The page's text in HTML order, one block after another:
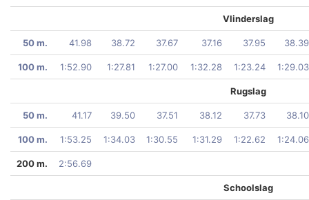
Vlinderslag
50 m. 41.98 38.72 37.67 37.16 37.95 38.39
100 m. 1:52.90 1:27.81 1:27.00 1:32.28 1:23.24 1:29.03
Rugslag
50 m. 41.17 39.50 37.51 38.12 37.73 38.10
100 m. 1:53.25 1:34.03 1:30.55 1:31.29 1:22.62 1:24.06
200 m. 2:56.69
Schoolslag